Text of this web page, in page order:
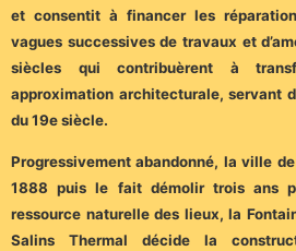
et consentit à financer les
vagues successives de travaux et
siècles qui contribuèrent à
approximation architecturale, servant
du 19e siècle.
Progressivement abandonné, la ville
1888 puis le fait démolir trois ans
ressource naturelle des lieux, la
Salins Thermal décide la